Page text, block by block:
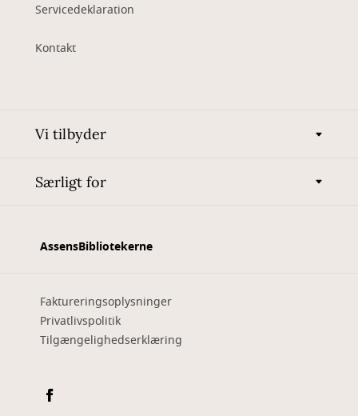
Servicedeklaration
Kontakt
Vi tilbyder
Særligt for
AssensBibliotekerne
Faktureringsoplysninger
Privatlivspolitik
Tilgængelighedserklæring